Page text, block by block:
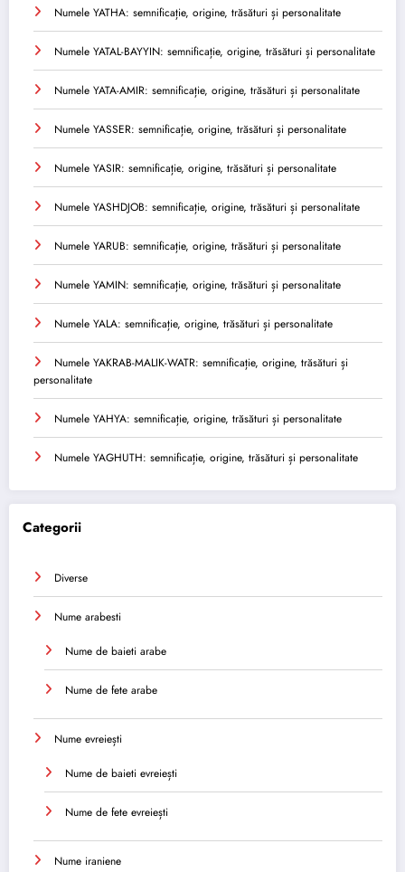
Numele YATHA: semnificație, origine, trăsături și personalitate
Numele YATAL-BAYYIN: semnificație, origine, trăsături și personalitate
Numele YATA-AMIR: semnificație, origine, trăsături și personalitate
Numele YASSER: semnificație, origine, trăsături și personalitate
Numele YASIR: semnificație, origine, trăsături și personalitate
Numele YASHDJOB: semnificație, origine, trăsături și personalitate
Numele YARUB: semnificație, origine, trăsături și personalitate
Numele YAMIN: semnificație, origine, trăsături și personalitate
Numele YALA: semnificație, origine, trăsături și personalitate
Numele YAKRAB-MALIK-WATR: semnificație, origine, trăsături și
personalitate
Numele YAHYA: semnificație, origine, trăsături și personalitate
Numele YAGHUTH: semnificație, origine, trăsături și personalitate
Categorii
Diverse
Nume arabesti
Nume de baieti arabe
Nume de fete arabe
Nume evreiești
Nume de baieti evreiești
Nume de fete evreiești
Nume iraniene